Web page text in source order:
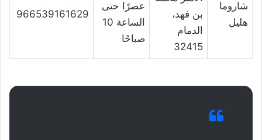
شاروما
هليل
بن فهد،
الدمام
32415
عصرًا حتى
الساعة 10
صباحًا
966539161629